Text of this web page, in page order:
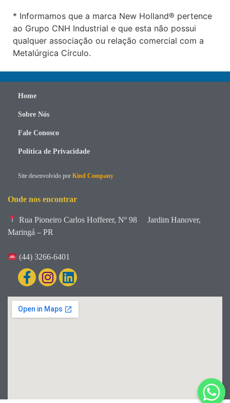
* Informamos que a marca New Holland® pertence
ao Grupo CNH Industrial e que esta não possui
qualquer associação ou relação comercial com a
Metalúrgica Círculo.
Home
Sobre Nós
Fale Conosco
Política de Privacidade
Site desenvolvido por Kind Company
Onde nos encontrar
Rua Pioneiro Carlos Hofferer, Nº 98
Jardim Hanover,
Maringá – PR
(44) 3266-6401